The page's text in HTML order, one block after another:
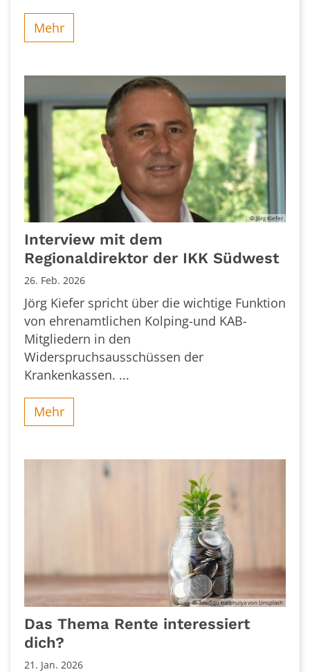
Mehr
© Jörg Kiefer
Interview mit dem
Regionaldirektor der IKK Südwest
26. Feb. 2026
Jörg Kiefer spricht über die wichtige Funktion
von ehrenamtlichen Kolping-und KAB-
Mitgliedern in den
Widerspruchsausschüssen der
Krankenkassen. ...
Mehr
© Towfiqu barbhuiya von Unsplash
Das Thema Rente interessiert
dich?
21. Jan. 2026